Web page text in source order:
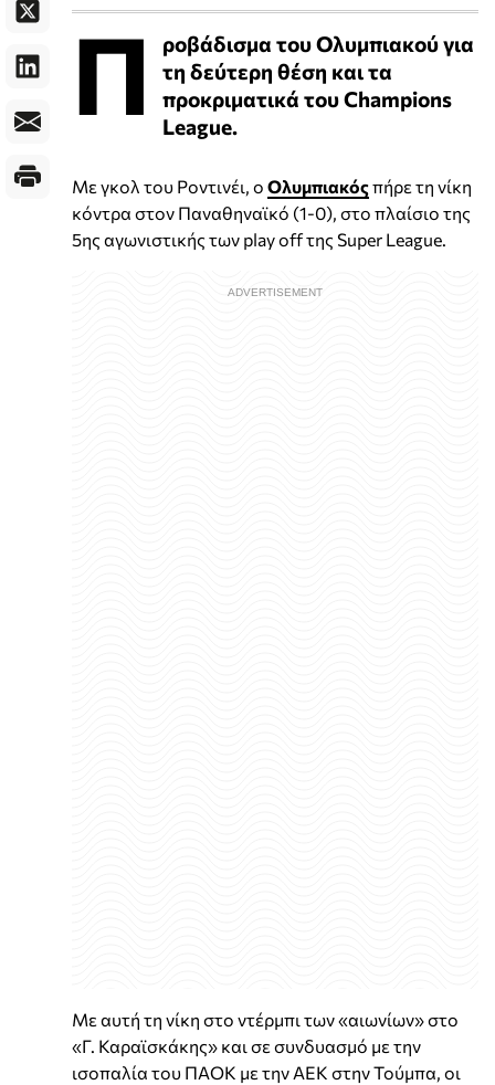
Π
ροβάδισμα του Ολυμπιακού για
τη δεύτερη θέση και τα
προκριματικά του Champions
League.
Με γκολ του Ροντινέι, ο Ολυμπιακόςπήρε τη νίκη
κόντρα στον Παναθηναϊκό (1-0), στο πλαίσιο της
5ης αγωνιστικής των play off της Super League.
Με αυτή τη νίκη στο ντέρμπι των «αιωνίων» στο
«Γ. Καραϊσκάκης» και σε συνδυασμό με την
ισοπαλία του ΠΑΟΚ με την ΑΕΚ στην Τούμπα, οι